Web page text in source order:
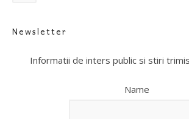
Newsletter
Informatii de inters public si stiri
Name